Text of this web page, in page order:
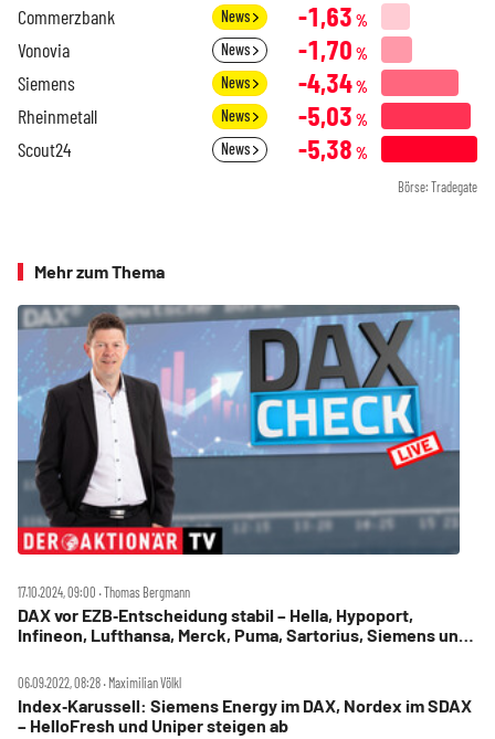
Commerzbank News -1,63 %
Vonovia News -1,70 %
Siemens News -4,34%
Rheinmetall News -5,03 %
Scout24 News -5,38 %
Börse: Tradegate
Mehr zum Thema
17.10.2024, 09:00 ‧ Thomas Bergmann
DAX vor EZB‑Entscheidung stabil – Hella, Hypoport,
Infineon, Lufthansa, Merck, Puma, Sartorius, Siemens und
06.09.2022, 08:28 ‧ Maximilian Völkl
Index‑Karussell: Siemens Energy im DAX, Nordex im SDAX
– HelloFresh und Uniper steigen ab